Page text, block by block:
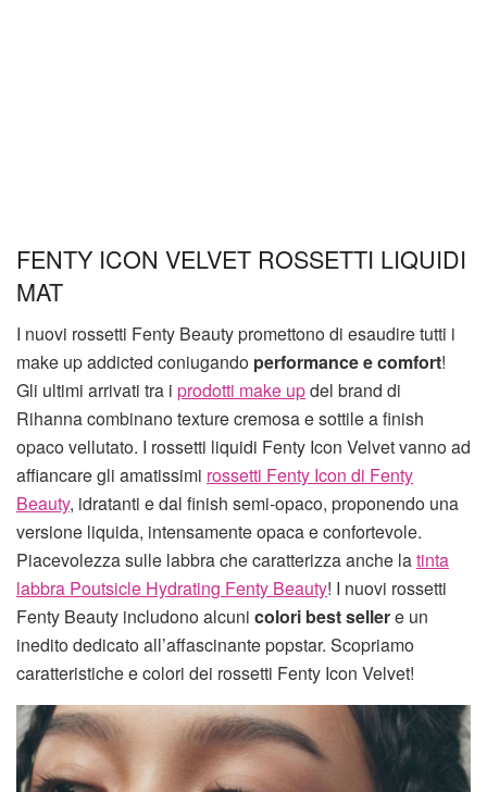
FENTY ICON VELVET ROSSETTI LIQUIDI
MAT
I nuovi rossetti Fenty Beauty promettono di esaudire tutti i
make up addicted coniugando performance e comfort!
Gli ultimi arrivati tra i prodotti make updel brand di
Rihanna combinano texture cremosa e sottile a finish
opaco vellutato. I rossetti liquidi Fenty Icon Velvet vanno ad
affiancare gli amatissimi rossetti Fenty Icon di Fenty
Beauty, idratanti e dal finish semi-opaco, proponendo una
versione liquida, intensamente opaca e confortevole.
Piacevolezza sulle labbra che caratterizza anche latinta
labbra Poutsicle Hydrating Fenty Beauty! I nuovi rossetti
Fenty Beauty includono alcuni colori best sellere un
inedito dedicato all’affascinante popstar. Scopriamo
caratteristiche e colori dei rossetti Fenty Icon Velvet!